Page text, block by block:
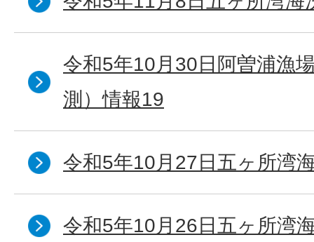
令和5年10月30日阿曽浦漁
測）情報19
令和5年10月27日五ヶ所湾
令和5年10月26日五ヶ所湾